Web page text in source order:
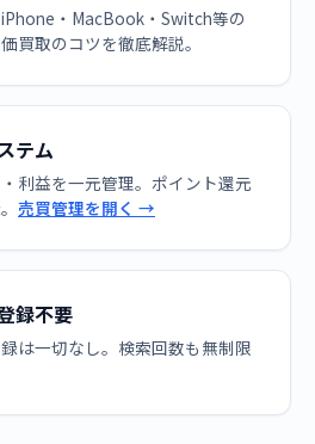
・MacBook・Switch等の
買取のコツを徹底解説。
テム
利益を一元管理。ポイント還元
売買管理を開く →
録不要
は一切なし。検索回数も無制限